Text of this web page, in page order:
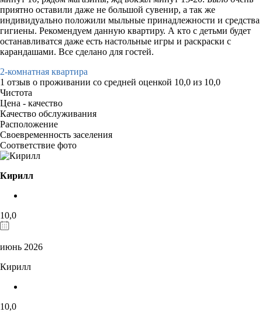
приятно оставили даже не большой сувенир, а так же
индивидуально положили мыльные принадлежности и средства
гигиены. Рекомендуем данную квартиру. А кто с детьми будет
останавливатся даже есть настольные игры и раскраски с
карандашами. Все сделано для гостей.
2-комнатная квартира
1 отзыв о проживании со средней оценкой 10,0 из 10,0
Чистота
Цена - качество
Качество обслуживания
Расположение
Своевременность заселения
Соответствие фото
Кирилл
10,0
июнь 2026
Кирилл
10,0